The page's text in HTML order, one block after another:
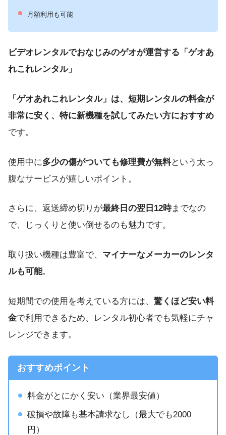
月額利用も可能
ビデオレンタルでおなじみのゲオが運営する「ゲオあ
れこれレンタル」
「ゲオあれこれレンタル」は、短期レンタルの料金が
非常に安く、特に新機種を試してみたい方におすすめ
です。
使用中に多少の傷がついても修理費が無料という太っ
腹なサービスが嬉しいポイント。
さらに、返送締め切りが最終日の翌日12時までなの
で、じっくりと使い倒せるのも魅力です。
取り扱い機種は豊富で、 マイナーなメーカーのレンタ
ルも可能。
短期間での使用を考えている方には、 驚くほど安い料
金で利用できるため、レンタル初心者でも気軽にチャ
レンジできます。
おすすめポイント
料金がとにかく安い（業界最安値）
破損や故障も基本請求なし（最大でも2000
円）